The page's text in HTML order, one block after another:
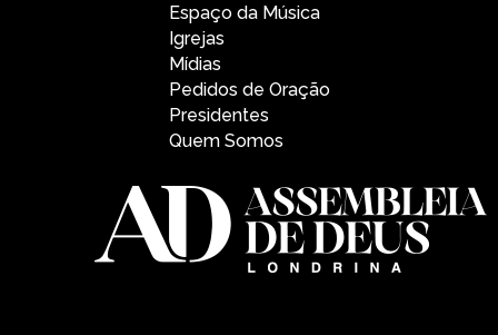
Espaço da Música
Igrejas
Mídias
Pedidos de Oração
Presidentes
Quem Somos